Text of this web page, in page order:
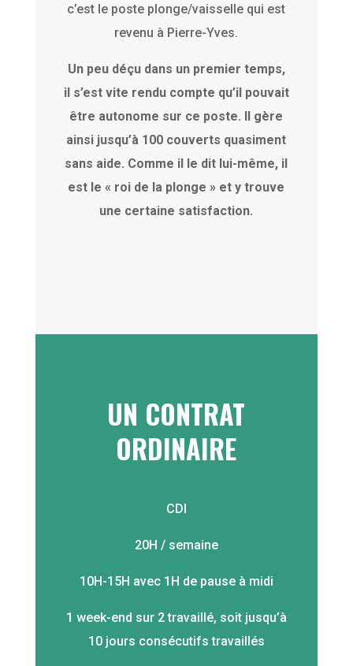
c’est le poste plonge/vaisselle qui est
revenu à Pierre-Yves.
Un peu déçu dans un premier temps,
il s’est vite rendu compte qu’il pouvait
être autonome sur ce poste. Il gère
ainsi jusqu’à 100 couverts quasiment
sans aide. Comme il le dit lui-même, il
est le « roi de la plonge » et y trouve
une certaine satisfaction.
UN CONTRAT
ORDINAIRE
CDI
20H / semaine
10H-15H avec 1H de pause à midi
1 week-end sur 2 travaillé, soit jusqu’à
10 jours consécutifs travaillés